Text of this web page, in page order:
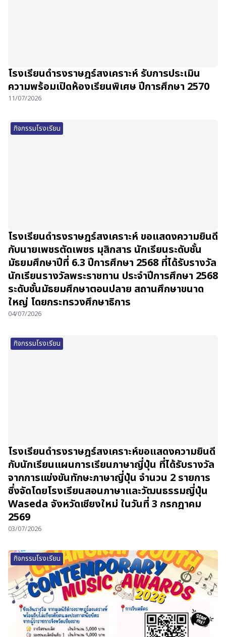
โรงเรียนดำรงราษฎร์สงเคราะห์ รับการประเมิน
ความพร้อมเปิดห้องเรียนพิเศษ ปีการศึกษา 2570
11/07/2026
กิจกรรมโรงเรียน
โรงเรียนดำรงราษฎร์สงเคราะห์ ขอแสดงความยินดี
กับนายเพชรตัดเพชร มุสิกสาร นักเรียนระดับชั้น
มัธยมศึกษาปีที่ 6.3 ปีการศึกษา 2568 ที่ได้รับรางวัล
นักเรียนรางวัลพระราชทาน ประจำปีการศึกษา 2568
ระดับชั้นมัธยมศึกษาตอนปลาย สถานศึกษาขนาด
ใหญ่ โดยกระทรวงศึกษาธิการ
04/07/2026
กิจกรรมโรงเรียน
โรงเรียนดำรงราษฎร์สงเคราะห์ขอแสดงความยินดี
กับนักเรียนแผนการเรียนภาษาญี่ปุ่น ที่ได้รับรางวัล
จากการแข่งขันทักษะภาษาญี่ปุ่น จำนวน 2 รายการ
ซึ่งจัดโดยโรงเรียนสอนภาษาและวัฒนธรรมญี่ปุ่น
Waseda จังหวัดเชียงใหม่ ในวันที่ 3 กรกฎาคม
2569
03/07/2026
กิจกรรมโรงเรียน